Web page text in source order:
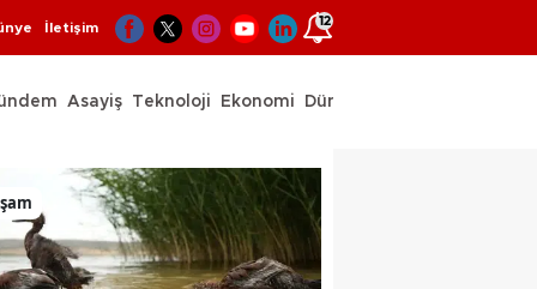
İletişim 12
Asayiş Teknoloji Ekonomi Dünya